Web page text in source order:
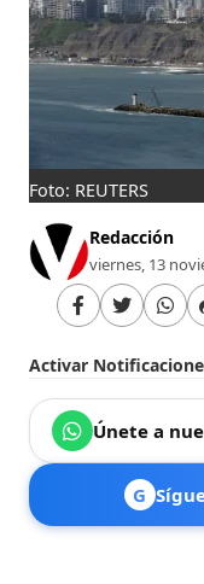
Foto: REUTERS
Redacción
viernes, 13
Activar
Únete a
G